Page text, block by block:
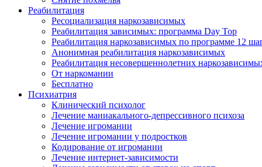
Реабилитация
Ресоциализация наркозависимых
Реабилитация зависимых: программа Day Top
Реабилитация наркозависимых по программе 12
Анонимная реабилитация наркозависимых
Реабилитация несовершеннолетних
От наркомании
Бесплатно
Психиатрия
Клинический психолог
Лечение маниакального-депрессивного психоза
Лечение игромании
Лечение игромании у подростков
Кодирование от игромании
Лечение интернет-зависимости